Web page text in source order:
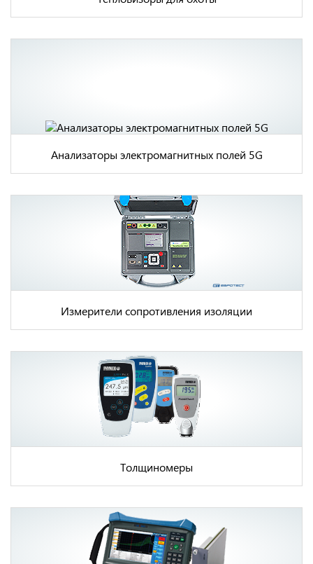
Анализаторы электромагнитных полей 5G
Измерители сопротивления изоляции
Толщиномеры